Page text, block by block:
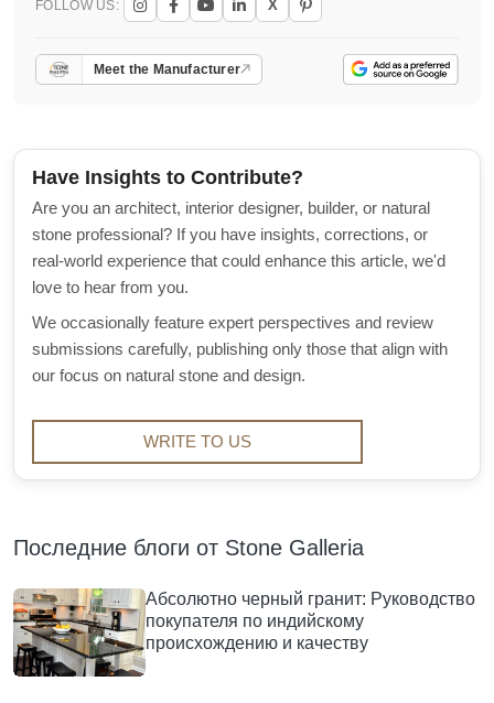
FOLLOW US: X
Meet the Manufacturer
Have Insights to Contribute?
Are you an architect, interior designer, builder, or natural
stone professional? If you have insights, corrections, or
real-world experience that could enhance this article, we'd
love to hear from you.
We occasionally feature expert perspectives and review
submissions carefully, publishing only those that align with
our focus on natural stone and design.
WRITE TO US
Последние блоги от Stone Galleria
Абсолютно черный гранит: Руководство
покупателя по индийскому
происхождению и качеству